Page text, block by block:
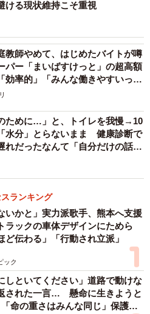
施設「ドック」に7〜9日ほど
装を行います。塗装にかかる
も教えてもらいました。
すか。
して最も一般的に使用されて
の物が最も安価ですが、費用
ともできます。例えば、漁船
青色にされるケースもあるよ
、塗膜が傷んだ部分をグライ
部分にさび止めを塗装、その
塗ります」
。
ける現状維持こそ重視
教師やめて、はじめたバイトが噂
ー「まいばすけっと」の超高額
効率的」「みんな働きやすいって
ために…」と、トイレを我慢→10
水分」とらないまま 健康診断で
れだったなんて「自分だけの話で
中で起きている問題では？」
ランキング
いかと」実力派歌手、熊本へ支援
ックの車体デザインにためら
伝わる」「行動され立派」
ック
しといてください」道路で動けな
された一言… 懸命に生きようと
命の重さはみんな同じ」保護団